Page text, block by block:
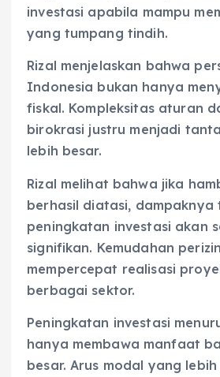
investasi apabila mampu
yang tumpang tindih.
Rizal menjelaskan bahwa
Indonesia bukan hanya
fiskal. Kompleksitas aturan
birokrasi justru menjadi
lebih besar.
Rizal melihat bahwa jika
berhasil diatasi, dampaknya
peningkatan investasi akan
signifikan. Kemudahan
mempercepat realisasi
berbagai sektor.
Peningkatan investasi
hanya membawa manfaat
besar. Arus modal yang